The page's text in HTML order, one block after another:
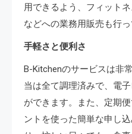
用できるよう、フィット
などへの業務用販売も行っ
手軽さと便利さ
B-Kitchenのサービスは非
当は全て調理済みで、電
ができます。また、定期
ントを使った簡単な申し